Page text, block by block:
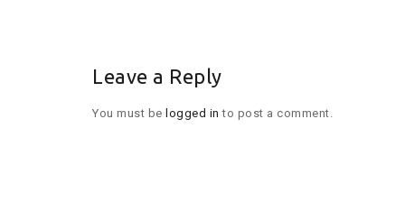
Leave a Reply
You must be logged in to post a comment.